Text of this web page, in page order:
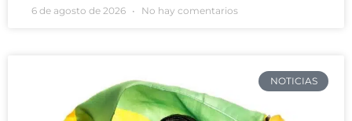
6 de agosto de 2026 No hay comentarios
NOTICIAS